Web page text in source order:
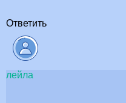
Ответить
лейла